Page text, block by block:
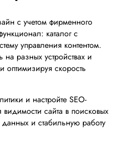
с учетом фирменного
каталог с
управления контентом.
на разных устройствах и
оптимизируя скорость
и настройте SEO-
сайта в поисковых
и стабильную работу